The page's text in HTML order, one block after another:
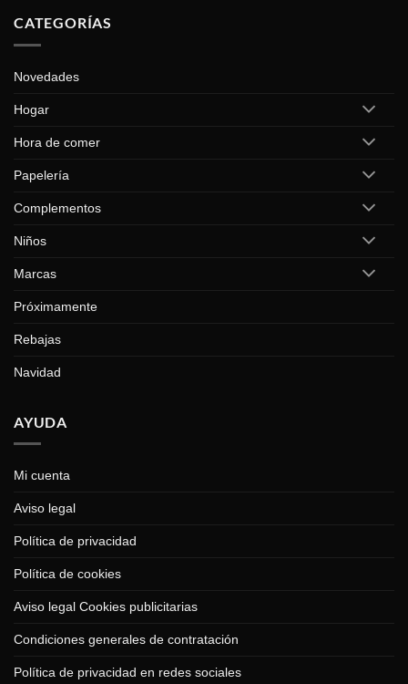
CATEGORÍAS
Novedades
Hogar
Hora de comer
Papelería
Complementos
Niños
Marcas
Próximamente
Rebajas
Navidad
AYUDA
Mi cuenta
Aviso legal
Política de privacidad
Política de cookies
Aviso legal Cookies publicitarias
Condiciones generales de contratación
Política de privacidad en redes sociales